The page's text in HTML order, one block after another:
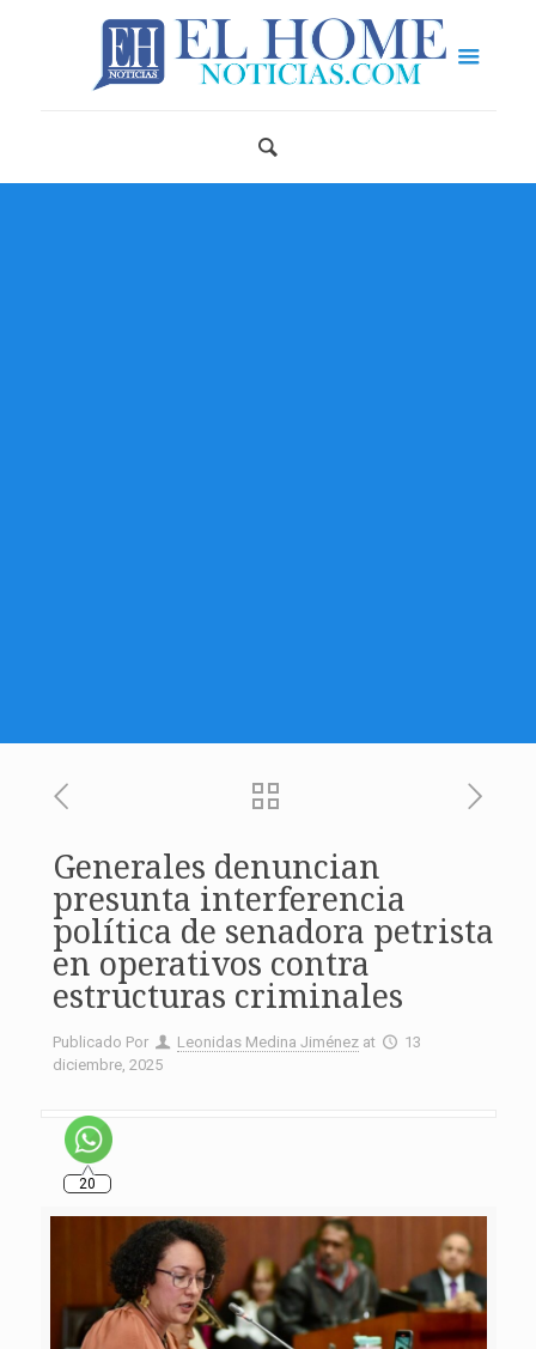
Generales denuncian
presunta interferencia
política de senadora petrista
en operativos contra
estructuras criminales
Publicado Por Leonidas Medina Jiménez at
13
diciembre, 2025
20